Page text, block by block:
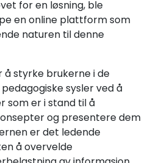
for en løsning, ble
en online plattform som
naturen til denne
å styrke brukerne i de
sysler ved å
som er i stand til å
og presentere dem
er det ledende
å overvelde